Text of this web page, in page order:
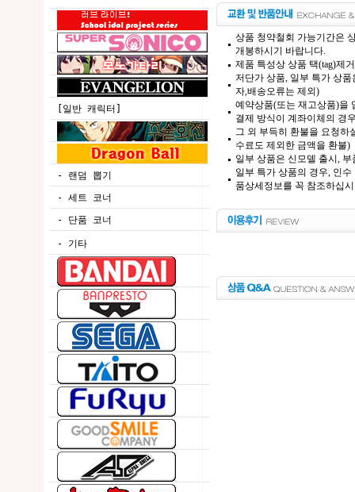
[일반 캐릭터]
- 랜덤 뽑기
- 세트 코너
- 단품 코너
- 기타
상품 청약철회 가능기간은
개봉하시기 바랍니다.
제품 특성상 상품 택(tag)제
저단가 상품, 일부 특가 상
자,배송오류는 제외)
예약상품(또는 재고상품)을
결제 방식이 계좌이체의 경
그 외 부득히 환불을 요청하
수료도 제외한 금액을 환불)
일부 상품은 신모델 출시,
일부 특가 상품의 경우, 인
품상세정보를 꼭 참조하십